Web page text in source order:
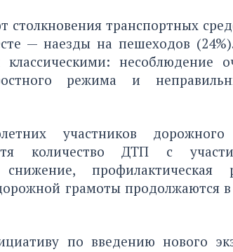
столкновения транспортных
— наезды на пешеходов
несоблюдение
режима и
участников
количество ДТП с
профилактическая
грамоты продолжаются
по введению нового